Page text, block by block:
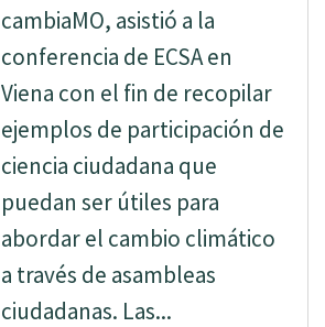
cambiaMO, asistió a la
conferencia de ECSA en
Viena con el fin de recopilar
ejemplos de participación de
ciencia ciudadana que
puedan ser útiles para
abordar el cambio climático
a través de asambleas
ciudadanas. Las...